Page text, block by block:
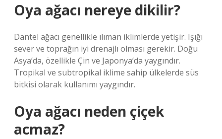
Oya ağacı nereye dikilir?
Dantel ağacı genellikle ılıman iklimlerde yetişir. Işığı
sever ve toprağın iyi drenajlı olması gerekir. Doğu
Asya’da, özellikle Çin ve Japonya’da yaygındır.
Tropikal ve subtropikal iklime sahip ülkelerde süs
bitkisi olarak kullanımı yaygındır.
Oya ağacı neden çiçek
acmaz?